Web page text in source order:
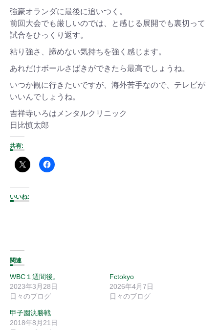
強豪オランダに最後に追いつく。
前回大会でも厳しいのでは、と感じる展開でも裏切って
試合をひっくり返す。
粘り強さ、諦めない気持ちを強く感じます。
あれだけボールさばきができたら最高でしょうね。
いつか観に行きたいですが、海外苦手なので、テレビが
いいんでしょうね。
吉祥寺いろはメンタルクリニック
日比慎太郎
共有:
いいね:
関連
WBC１週間後。
2023年3月28日
日々のブログ
Fctokyo
2026年4月7日
日々のブログ
甲子園決勝戦
2018年8月21日